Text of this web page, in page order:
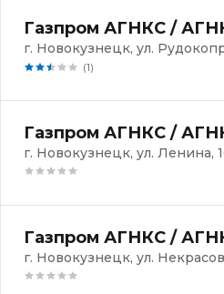
Газпром АГНКС /
г. Новокузнецк, ул.
(1)
Газпром АГНКС /
г. Новокузнецк, ул. Ленина,
Газпром АГНКС /
г. Новокузнецк, ул.